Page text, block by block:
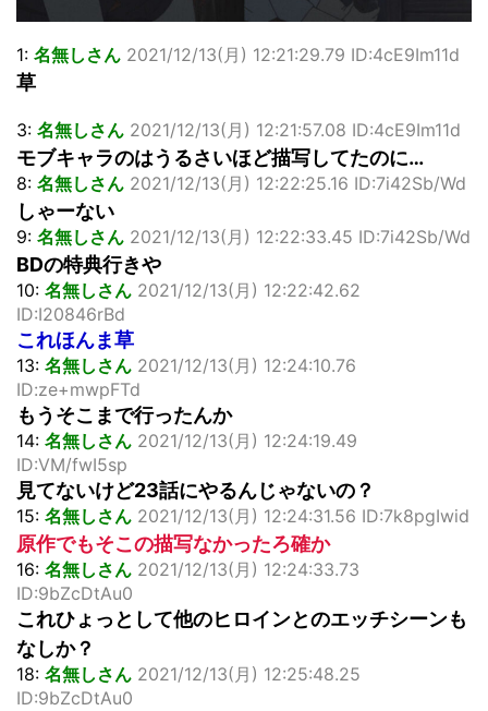
体する前から面白いんだよなぁ
【信長の野望・新生】米問屋をどういう時にどこに建てるの
かわからない
NHKにようこそ！を見終えたんだがｗｗｗ
Powered by livedoor 相互RSS
1: 名無しさん 2021/12/13(月) 12:21:29.79 ID:4cE9Im11d
草
3: 名無しさん 2021/12/13(月) 12:21:57.08 ID:4cE9Im11d
モブキャラのはうるさいほど描写してたのに…
8: 名無しさん 2021/12/13(月) 12:22:25.16 ID:7i42Sb/Wd
しゃーない
9: 名無しさん 2021/12/13(月) 12:22:33.45 ID:7i42Sb/Wd
BDの特典行きや
10: 名無しさん 2021/12/13(月) 12:22:42.62
ID:I20846rBd
これほんま草
13: 名無しさん 2021/12/13(月) 12:24:10.76
ID:ze+mwpFTd
もうそこまで行ったんか
14: 名無しさん 2021/12/13(月) 12:24:19.49
ID:VM/fwI5sp
見てないけど23話にやるんじゃないの？
15: 名無しさん 2021/12/13(月) 12:24:31.56 ID:7k8pgIwid
原作でもそこの描写なかったろ確か
16: 名無しさん 2021/12/13(月) 12:24:33.73
ID:9bZcDtAu0
これひょっとして他のヒロインとのエッチシーンも
なしか？
18: 名無しさん 2021/12/13(月) 12:25:48.25
ID:9bZcDtAu0